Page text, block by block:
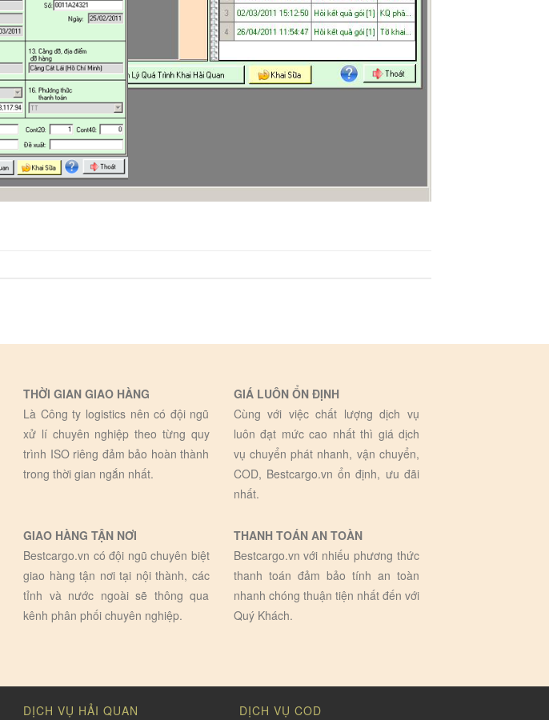
THỜI GIAN GIAO HÀNG
Là Công ty logistics nên có đội ngũ
xử lí chuyên nghiệp theo từng quy
trình ISO riêng đảm bảo hoàn thành
trong thời gian ngắn nhất.
GIÁ LUÔN ỔN ĐỊNH
Cùng với việc chất lượng dịch vụ
luôn đạt mức cao nhất thì giá dịch
vụ chuyển phát nhanh, vận chuyển,
COD, Bestcargo.vn ổn định, ưu đãi
nhất.
GIAO HÀNG TẬN NƠI
Bestcargo.vn có đội ngũ chuyên biệt
giao hàng tận nơi tại nội thành, các
tỉnh và nước ngoài sẽ thông qua
kênh phân phối chuyên nghiệp.
THANH TOÁN AN TOÀN
Bestcargo.vn với nhiếu phương thức
thanh toán đảm bảo tính an toàn
nhanh chóng thuận tiện nhất đến với
Quý Khách.
DỊCH VỤ HẢI QUAN DỊCH VỤ COD